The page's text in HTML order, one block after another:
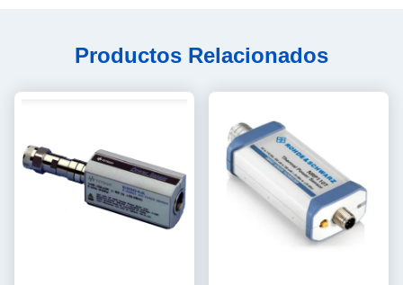
Productos Relacionados